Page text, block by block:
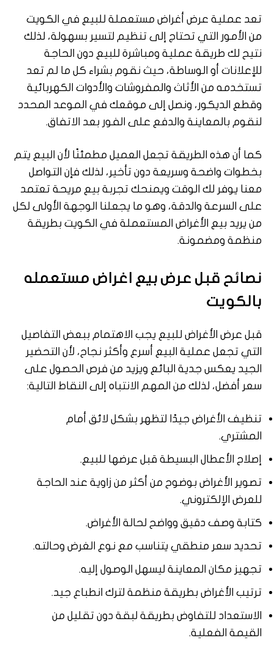
تعد عملية عرض أغراض مستعملة للبيع في الكويت
من الأمور التي تحتاج إلى تنظيم لتسير بسهولة، لذلك
نتيح لك طريقة عملية ومباشرة للبيع دون الحاجة
للإعلانات أو الوساطة، حيث نقوم بشراء كل ما لم تعد
تستخدمه من الأثاث والمفروشات والأدوات الكهربائية
وقطع الديكور، ونصل إلى موقعك في الموعد المحدد
لنقوم بالمعاينة والدفع على الفور بعد الاتفاق.
كما أن هذه الطريقة تجعل العميل مطمئنًا لأن البيع يتم
بخطوات واضحة وسريعة دون تأخير، لذلك فإن التواصل
معنا يوفر لك الوقت ويمنحك تجربة بيع مريحة تعتمد
على السرعة والدقة، وهو ما يجعلنا الوجهة الأولى لكل
من يريد بيع الأغراض المستعملة في الكويت بطريقة
منظمة ومضمونة.
نصائح قبل عرض بيع اغراض مستعمله
بالكويت
قبل عرض الأغراض للبيع يجب الاهتمام ببعض التفاصيل
التي تجعل عملية البيع أسرع وأكثر نجاح، لأن التحضير
الجيد يعكس جدية البائع ويزيد من فرص الحصول على
سعر أفضل، لذلك من المهم الانتباه إلى النقاط التالية:
تنظيف الأغراض جيدًا لتظهر بشكل لائق أمام
المشتري.
إصلاح الأعطال البسيطة قبل عرضها للبيع.
تصوير الأغراض بوضوح من أكثر من زاوية عند الحاجة
للعرض الإلكتروني.
كتابة وصف دقيق وواضح لحالة الأغراض.
تحديد سعر منطقي يتناسب مع نوع الغرض وحالته.
تجهيز مكان المعاينة ليسهل الوصول إليه.
ترتيب الأغراض بطريقة منظمة لترك انطباع جيد.
الاستعداد للتفاوض بطريقة لبقة دون تقليل من
القيمة الفعلية.